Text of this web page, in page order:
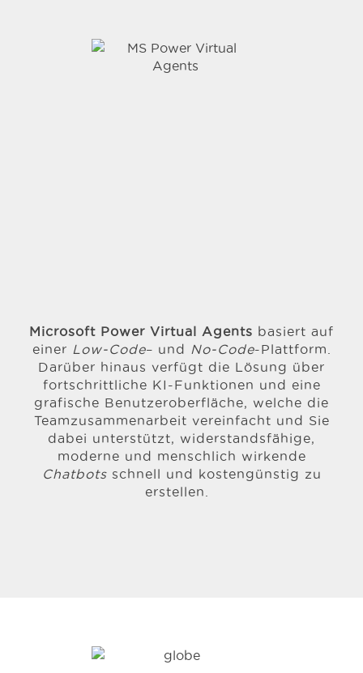
Microsoft Power Virtual Agents basiert auf
einer Low-Code– und No-Code-Plattform.
Darüber hinaus verfügt die Lösung über
fortschrittliche KI-Funktionen und eine
grafische Benutzeroberfläche, welche die
Teamzusammenarbeit vereinfacht und Sie
dabei unterstützt, widerstandsfähige,
moderne und menschlich wirkende
Chatbots schnell und kostengünstig zu
erstellen.